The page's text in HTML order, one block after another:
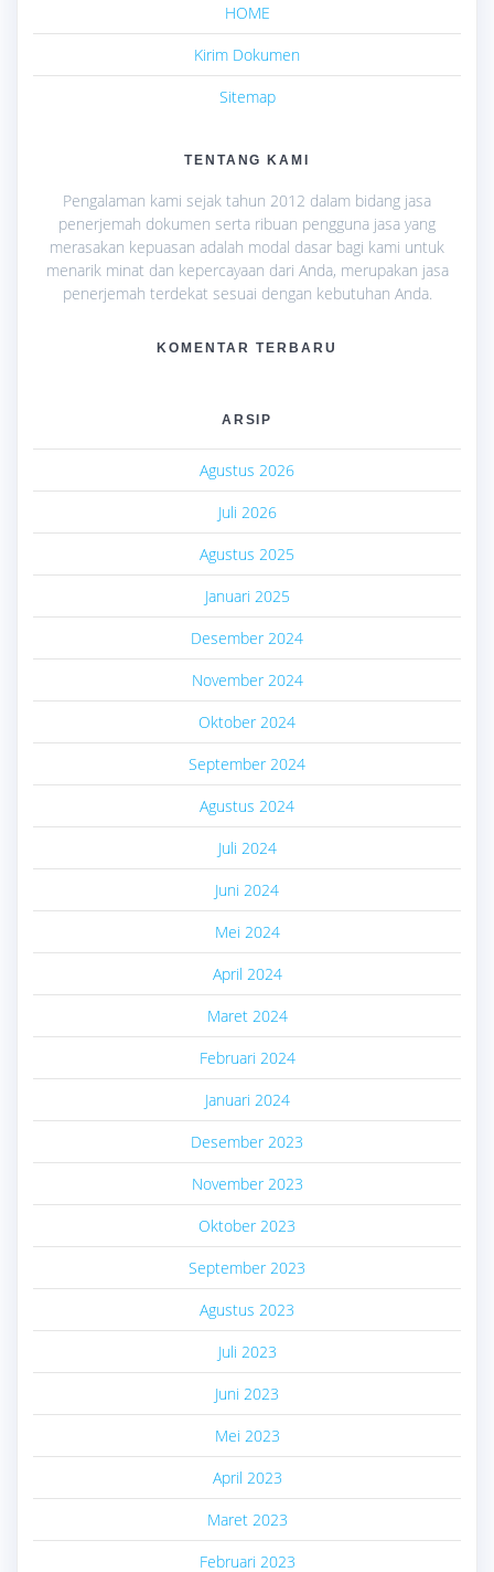
HOME
Kirim Dokumen
Sitemap
TENTANG KAMI
Pengalaman kami sejak tahun 2012 dalam bidang jasa
penerjemah dokumen serta ribuan pengguna jasa yang
merasakan kepuasan adalah modal dasar bagi kami untuk
menarik minat dan kepercayaan dari Anda, merupakan jasa
penerjemah terdekat sesuai dengan kebutuhan Anda.
KOMENTAR TERBARU
ARSIP
Agustus 2026
Juli 2026
Agustus 2025
Januari 2025
Desember 2024
November 2024
Oktober 2024
September 2024
Agustus 2024
Juli 2024
Juni 2024
Mei 2024
April 2024
Maret 2024
Februari 2024
Januari 2024
Desember 2023
November 2023
Oktober 2023
September 2023
Agustus 2023
Juli 2023
Juni 2023
Mei 2023
April 2023
Maret 2023
Februari 2023